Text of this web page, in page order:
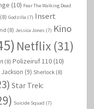
(10) Fear The Walking Dead
(8) Godzilla (7) Insert
(8) Jessica Jones (7) Kino
Netflix (31)
(8) Polizeiruf 110 (10)
Jackson (9) Sherlock (8)
Star Trek:
Suicide Squad (7)